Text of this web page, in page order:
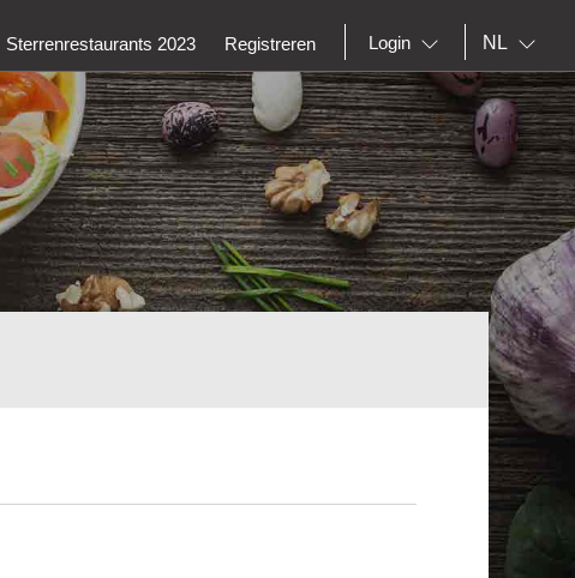
Sterrenrestaurants 2023 Registreren Login NL